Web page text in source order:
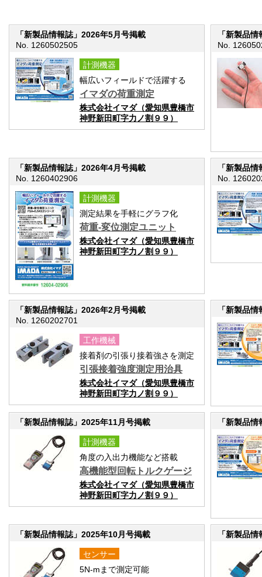
「新製品情報誌」2026年5月号掲載
No. 1260502505
計測機器
幅広いフィールドで活躍する
イマダの荷重測定
株式会社イマダ（愛知県豊橋市
神野新田町字力ノ割９９）
「新製品
No.
「新製品情報誌」2026年4月号掲載
No. 1260402906
計測機器
測定結果を手軽にグラフ化
荷重-変位測定ユニット
株式会社イマダ（愛知県豊橋市
神野新田町字力ノ割９９）
「新製品
No.
「新製品情報誌」2026年2月号掲載
No. 1260202701
工作機械
接着剤の引張り接着強さを測定
引張接着強度測定用治具
株式会社イマダ（愛知県豊橋市
神野新田町字力ノ割９９）
「新製品
「新製品情報誌」2025年11月号掲載
計測機器
角度の入出力機能など搭載
高機能型回転トルクゲージ
株式会社イマダ（愛知県豊橋市
神野新田町字力ノ割９９）
「新製品
「新製品情報誌」2025年10月号掲載
センサー
5N-mまで測定可能
「新製品